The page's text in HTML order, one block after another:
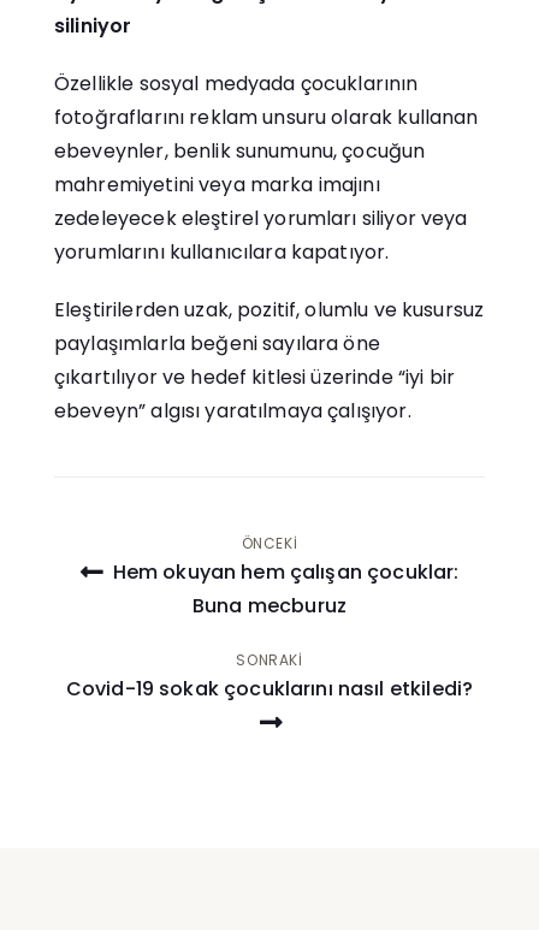
siliniyor
Özellikle sosyal medyada çocuklarının
fotoğraflarını reklam unsuru olarak kullanan
ebeveynler, benlik sunumunu, çocuğun
mahremiyetini veya marka imajını
zedeleyecek eleştirel yorumları siliyor veya
yorumlarını kullanıcılara kapatıyor.
Eleştirilerden uzak, pozitif, olumlu ve kusursuz
paylaşımlarla beğeni sayılara öne
çıkartılıyor ve hedef kitlesi üzerinde “iyi bir
ebeveyn” algısı yaratılmaya çalışıyor.
Yazı
gezinmesi
ÖNCEKI
Hem okuyan hem çalışan çocuklar:
Buna mecburuz
SONRAKI
Covid-19 sokak çocuklarını nasıl etkiledi?